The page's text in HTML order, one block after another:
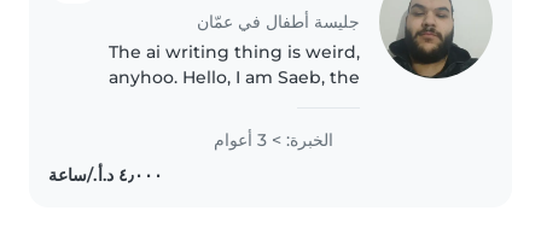
جليسة أطفال في عمّان
The ai writing thing is weird,
anyhoo. Hello, I am Saeb, the
refer to me as Shawn, which
ever you prefer works I am a
student studying at the big
الخبرة: > 3 أعوام